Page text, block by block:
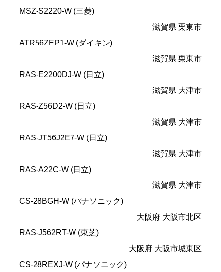
MSZ-S2220-W (三菱)
滋賀県 栗東市
ATR56ZEP1-W (ダイキン)
滋賀県 栗東市
RAS-E2200DJ-W (日立)
滋賀県 大津市
RAS-Z56D2-W (日立)
滋賀県 大津市
RAS-JT56J2E7-W (日立)
滋賀県 大津市
RAS-A22C-W (日立)
滋賀県 大津市
CS-28BGH-W (パナソニック)
大阪府 大阪市北区
RAS-J562RT-W (東芝)
大阪府 大阪市城東区
CS-28REXJ-W (パナソニック)